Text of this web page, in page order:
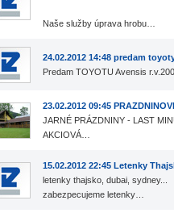
Naše služby úprava hrobu…
24.02.2012 14:48 predam
Predam TOYOTU Avensis
23.02.2012 09:45
JARNÉ PRÁZDNINY - LAST
AKCIOVÁ…
15.02.2012 22:45 Letenky
letenky thajsko, dubai, sydney...
zabezpecujeme letenky…